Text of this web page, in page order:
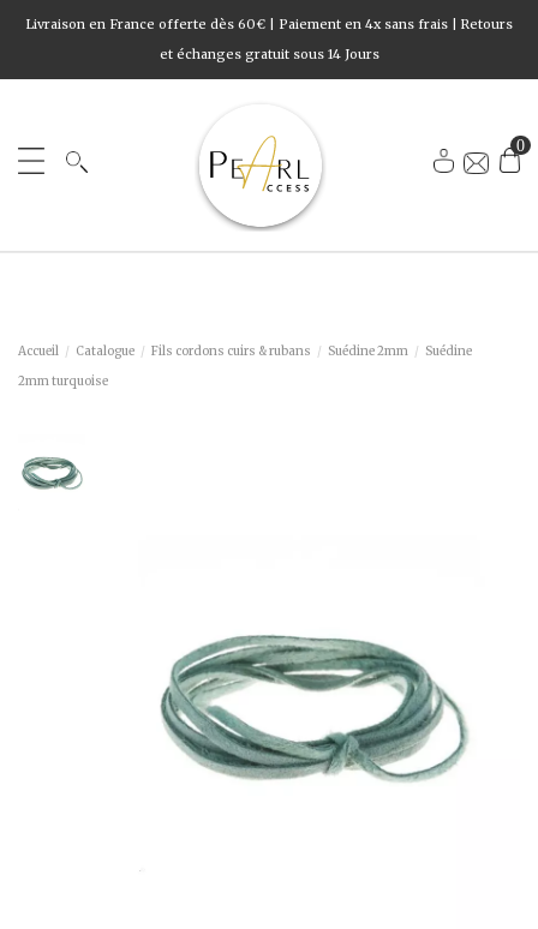
Livraison en France offerte dès 60€ | Paiement en 4x sans frais | Retours
et échanges gratuit sous 14 Jours
0
Accueil Catalogue Fils cordons cuirs & rubans Suédine 2mm
Suédine
2mm turquoise